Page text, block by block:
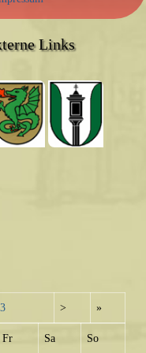
Links
> »
Fr Sa So